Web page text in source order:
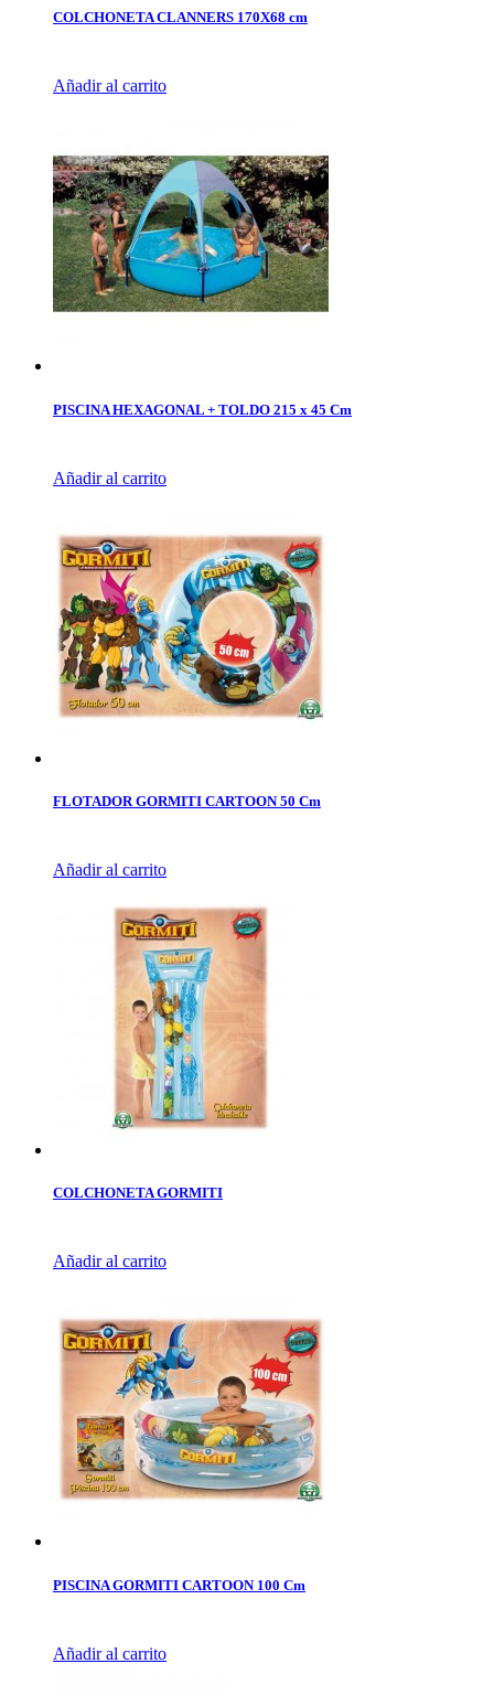
COLCHONETA CLANNERS 170X68 cm
Añadir al carrito
PISCINA HEXAGONAL + TOLDO 215 x 45 Cm
Añadir al carrito
FLOTADOR GORMITI CARTOON 50 Cm
Añadir al carrito
COLCHONETA GORMITI
Añadir al carrito
PISCINA GORMITI CARTOON 100 Cm
Añadir al carrito